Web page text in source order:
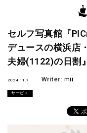
セルフ写真館『
デュースの横浜店
夫婦(1122)の日割
2024.11.7 Writer: mii
サービス